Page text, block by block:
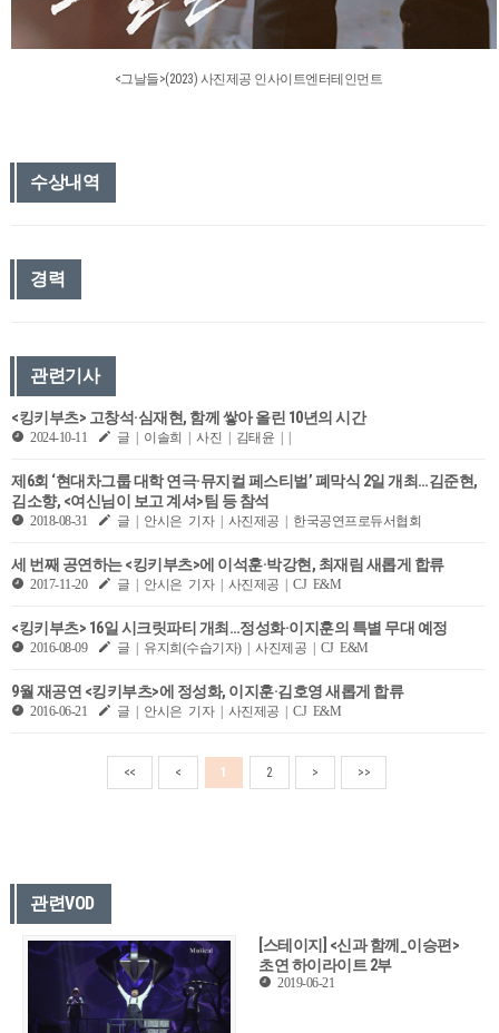
<그날들>(2023) 사진제공 인사이트엔터테인먼트
수상내역
경력
관련기사
<킹키부츠> 고창석·심재현, 함께 쌓아 올린 10년의 시간
2024-10-11 글 | 이솔희 | 사진 | 김태윤 | |
제6회 ‘현대차그룹 대학 연극·뮤지컬 페스티벌’​ 폐막식 2일 개최…김준현,
김소향, <여신님이 보고 계셔>팀 등 참석
2018-08-31 글 | 안시은 기자 | 사진제공 | 한국공연프로듀서협회
세 번째 공연하는 <킹키부츠>에 이석훈·박강현, 최재림 새롭게 합류
2017-11-20 글 | 안시은 기자 | 사진제공 | CJ E&M
<킹키부츠> 16일 시크릿파티 개최…정성화·이지훈의 특별 무대 예정
2016-08-09 글 | 유지희(수습기자) | 사진제공 | CJ E&M
9월 재공연 <킹키부츠>에 정성화, 이지훈·김호영 새롭게 합류
2016-06-21 글 | 안시은 기자 | 사진제공 | CJ E&M
<< < 1 2 > >>
관련VOD
[스테이지] <신과 함께_이승편>
초연 하이라이트 2부
2019-06-21